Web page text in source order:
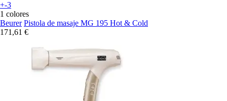
+-3
1 colores
Beurer Pistola de masaje MG 195 Hot & Cold
171,61 €